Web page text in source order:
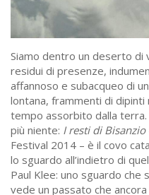
Siamo dentro un deserto di
residui di presenze,
affannoso e subacqueo di
lontana, frammenti di
tempo assorbito dalla
più niente: I resti di Bisanzio
Festival 2014 – è il covo
lo sguardo all’indietro di
Paul Klee: uno sguardo che
vede un passato che